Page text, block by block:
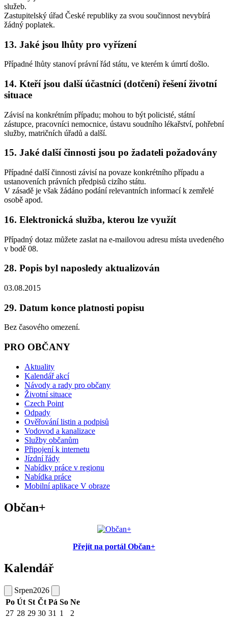
služeb.
Zastupitelský úřad České republiky za svou součinnost nevybírá
žádný poplatek.
13. Jaké jsou lhůty pro vyřízení
Případné lhůty stanoví právní řád státu, ve kterém k úmrtí došlo.
14. Kteří jsou další účastníci (dotčení) řešení životní
situace
Závisí na konkrétním případu; mohou to být policisté, státní
zástupce, pracovníci nemocnice, ústavu soudního lékařství, pohřební
služby, matričních úřadů a další.
15. Jaké další činnosti jsou po žadateli požadovány
Případné další činnosti závisí na povaze konkrétního případu a
ustanoveních právních předpisů cizího státu.
V zásadě je však žádáno podání relevantních informací k zemřelé
osobě apod.
16. Elektronická služba, kterou lze využít
Případný dotaz můžete zaslat na e-mailovou adresu místa uvedeného
v bodě 08.
28. Popis byl naposledy aktualizován
03.08.2015
29. Datum konce platnosti popisu
Bez časového omezení.
PRO OBČANY
Aktuality
Kalendář akcí
Návody a rady pro občany
Životní situace
Czech Point
Odpady
Ověřování listin a podpisů
Vodovod a kanalizace
Služby občanům
Připojení k internetu
Jízdní řády
Nabídky práce v regionu
Nabídka práce
Mobilní aplikace V obraze
Občan+
Přejít na portál Občan+
Kalendář
Srpen2026
Po Út St Čt Pá So Ne
27 28 29 30 31 1
2